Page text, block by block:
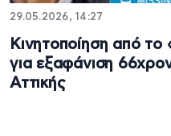
29.05.2026, 14:27
Κινητοποίηση από
για εξαφάνιση
Αττικής